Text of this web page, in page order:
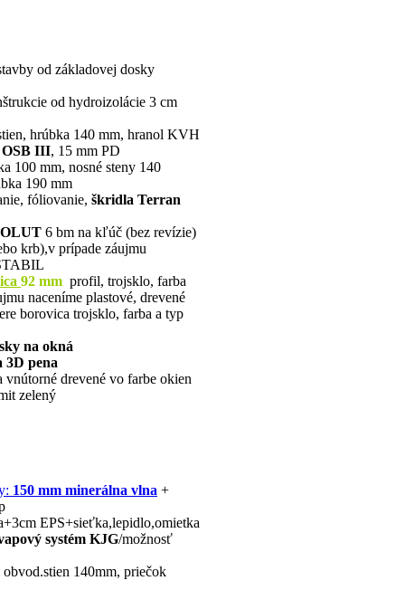
od základovej dosky
od hydroizolácie 3 cm
hrúbka 140 mm, hranol KVH
OSB III, 15 mm PD
100 mm, nosné steny 140
190 mm
fóliovanie, škridla Terran
6 bm na kľúč (bez revízie)
krb),v prípade záujmu
92 mm profil, trojsklo, farba
naceníme plastové, drevené
borovica trojsklo, farba a typ
na okná
3D pena
drevené vo farbe okien
zelený
150 mm minerálna vlna +
EPS+sieťka,lepidlo,omietka
systém KJG/možnosť
140mm, priečok